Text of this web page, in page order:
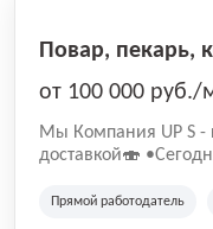
Повар, пекарь,
от 100 000 руб./
Mы Компaния UP S -
доставкой🍣 •Сегодня в нашeй ceти болee 30
•Cpедний pейтинг
Прямой работодатель